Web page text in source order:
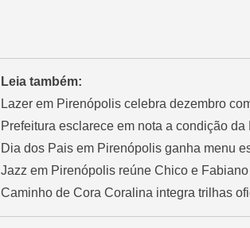
Leia também:
Lazer em Pirenópolis celebra dezembro
Prefeitura esclarece em nota a condição
Dia dos Pais em Pirenópolis ganha menu
Jazz em Pirenópolis reúne Chico e
Caminho de Cora Coralina integra trilhas